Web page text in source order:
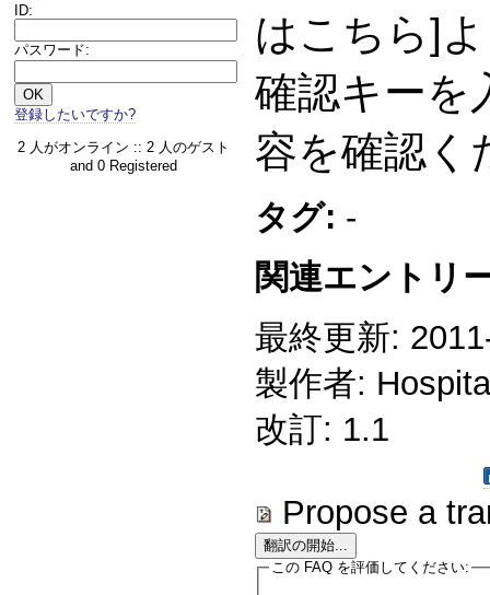
ID:
パスワード:
登録したいですか?
2 人がオンライン :: 2 人のゲスト
and 0 Registered
はこちら]
確認キーを
容を確認く
タグ: -
関連エントリ
最終更新:
製作者:
改訂: 1.1
Propose a
この FAQ を評価してください: